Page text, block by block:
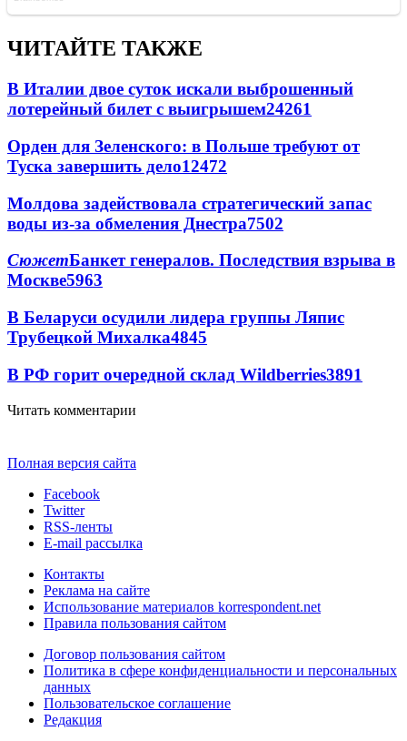
ЧИТАЙТЕ ТАКЖЕ
В Италии двое суток искали выброшенный
лотерейный билет с выигрышем24261
Орден для Зеленского: в Польше требуют от
Туска завершить дело12472
Молдова задействовала стратегический запас
воды из-за обмеления Днестра7502
СюжетБанкет генералов. Последствия взрыва в
Москве5963
В Беларуси осудили лидера группы Ляпис
Трубецкой Михалка4845
В РФ горит очередной склад Wildberries3891
Читать комментарии
Полная версия сайта
Facebook
Twitter
RSS-ленты
E-mail рассылка
Контакты
Реклама на сайте
Использование материалов korrespondent.net
Правила пользования сайтом
Договор пользования сайтом
Политика в сфере конфиденциальности и персональных
данных
Пользовательское соглашение
Редакция